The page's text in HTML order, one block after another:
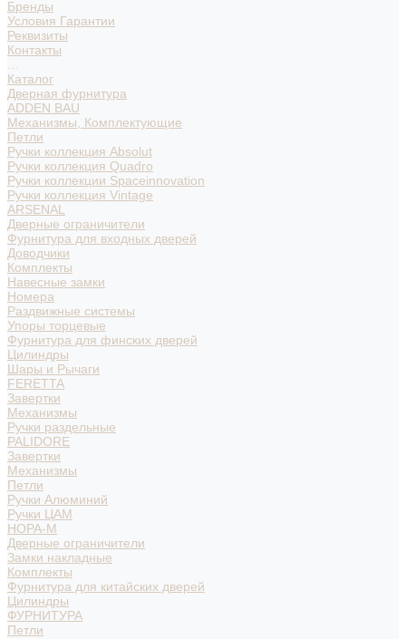
Бренды
Условия Гарантии
Реквизиты
Контакты
Каталог
Дверная фурнитура
ADDEN BAU
Механизмы, Комплектующие
Петли
Ручки коллекция Absolut
Ручки коллекция Quadro
Ручки коллекции Spaceinnovation
Ручки коллекция Vintage
ARSENAL
Дверные ограничители
Фурнитура для входных дверей
Доводчики
Комплекты
Навесные замки
Номера
Раздвижные системы
Упоры торцевые
Фурнитура для финских дверей
Цилиндры
Шары и Рычаги
FERETTA
Завертки
Механизмы
Ручки раздельные
PALIDORE
Завертки
Механизмы
Петли
Ручки Алюминий
Ручки ЦАМ
НОРА-М
Дверные ограничители
Замки накладные
Комплекты
Фурнитура для китайских дверей
Цилиндры
ФУРНИТУРА
Петли